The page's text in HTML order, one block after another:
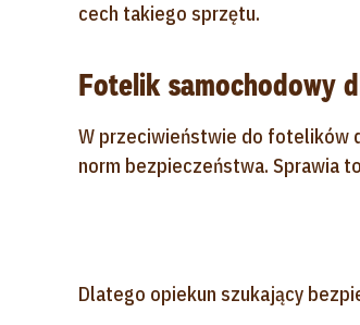
cech takiego sprzętu.
Fotelik samochodowy
W przeciwieństwie do fotelików
norm bezpieczeństwa. Sprawia
Dlatego opiekun szukający